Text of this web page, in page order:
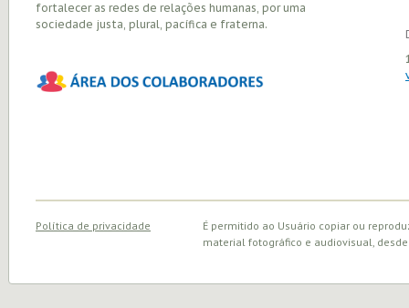
fortalecer as redes de relações humanas, por uma
sociedade justa, plural, pacífica e fraterna.
Política de privacidade
É permitido ao Usuário copiar ou
material fotográfico e audiovisual,